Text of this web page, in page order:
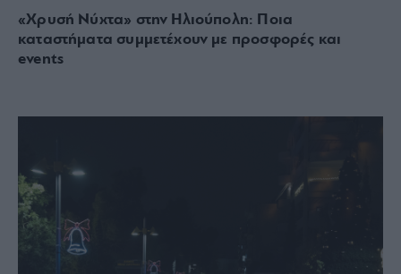
«Χρυσή Νύχτα» στην Ηλιούπολη: Ποια
καταστήματα συμμετέχουν με προσφορές και
events